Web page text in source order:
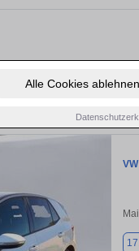
Alle Cookies ablehnen
Soden am Taunus
VW ID.3